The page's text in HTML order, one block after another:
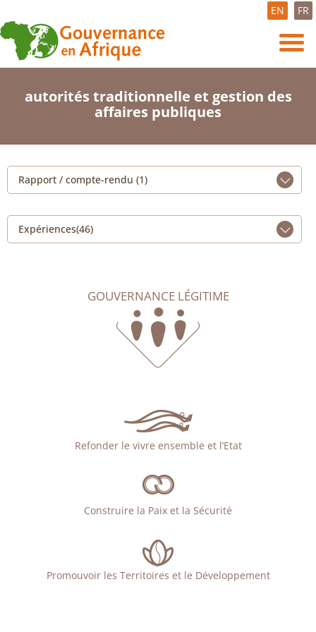
EN FR
autorités traditionnelle et gestion des
affaires publiques
Rapport / compte-rendu (1)
Expériences(46)
GOUVERNANCE LÉGITIME
Refonder le vivre ensemble et l’Etat
Construire la Paix et la Sécurité
Promouvoir les Territoires et le Développement